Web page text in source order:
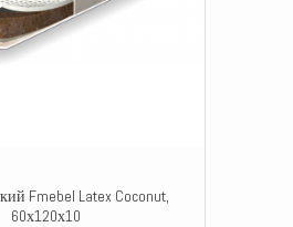
Fmebel Latex Coconut,
60х120х10